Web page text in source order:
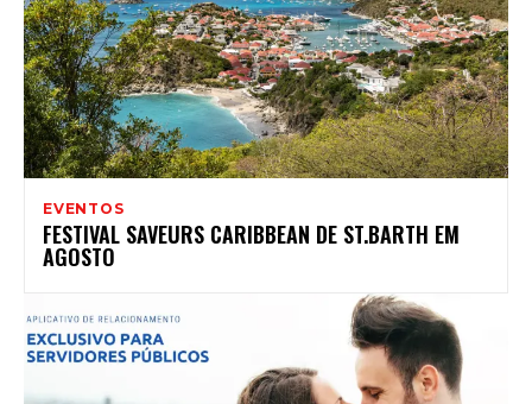
EVENTOS
FESTIVAL SAVEURS CARIBBEAN DE ST.BARTH EM
AGOSTO